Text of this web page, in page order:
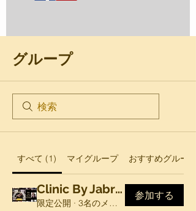
グループ
すべて (1) マイグループ おすすめグループ
Clinic By Jabril Malik Group
限定公開 · 3名のメンバー
参加する